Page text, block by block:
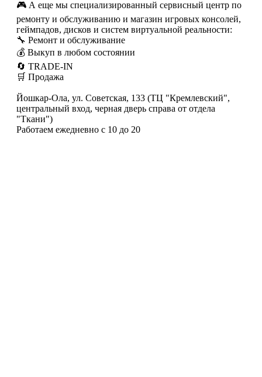
🎮 А еще мы специализированный сервисный центр по
ремонту и обслуживанию и магазин игровых консолей,
геймпадов, дисков и систем виртуальной реальности:
🔧 Ремонт и обслуживание
💰 Выкуп в любом состоянии
🔄 TRADE-IN
🛒 Продажа
Йошкар-Ола, ул. Советская, 133 (ТЦ "Кремлевский",
центральный вход, черная дверь справа от отдела
"Ткани")
Работаем ежедневно с 10 до 20